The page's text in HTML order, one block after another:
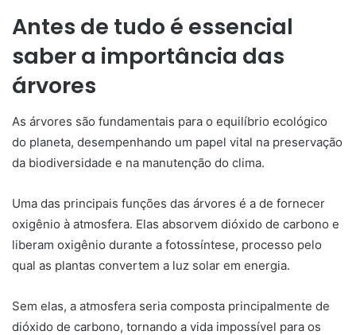
Antes de tudo é essencial
saber a importância das
árvores
As árvores são fundamentais para o equilíbrio ecológico
do planeta, desempenhando um papel vital na preservação
da biodiversidade e na manutenção do clima.
Uma das principais funções das árvores é a de fornecer
oxigênio à atmosfera. Elas absorvem dióxido de carbono e
liberam oxigênio durante a fotossíntese, processo pelo
qual as plantas convertem a luz solar em energia.
Sem elas, a atmosfera seria composta principalmente de
dióxido de carbono, tornando a vida impossível para os